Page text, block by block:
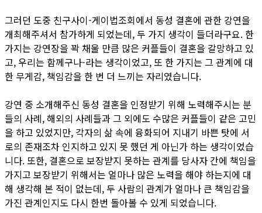
그러던 도중 친구사이-게이법조회에서 동성 결혼에 관한 강연을
개최해주셔서 참가하게 되었는데, 두 가지 생각이 들더라구요. 한
가지는 강연장을 꽉 채울 만큼 많은 커플들이 결혼을 갈망하고 있
고, 우리는 함께구나-라는 생각이었고, 또 한 가지는 그 관계에 대
한 무게감, 책임감을 한 번 더 느끼는 자리였습니다.
강연 중 소개해주신 동성 결혼을 인정받기 위해 노력해주시는 분
들의 사례, 해외의 사례들과 그 외에도 수많은 커플들이 같은 고민
을 하고 있었지만, 각자의 삶 속에 융화되어 지내기 바쁜 탓에 서
로의 존재조차 인지하고 있지 못 했던 게 아닌가 하는 생각이었습
니다. 또한, 결혼으로 보장받지 못하는 관계를 당사자 간에 책임을
가지고 보장받기 위해서는 얼마나 많은 노력을 해야 하는지에 대
해 생각해 본 적이 없는데, 두 사람의 관계가 얼마나 큰 책임감을
가진 관계인지도 다시 한번 돌아볼 수 있게 되었습니다.